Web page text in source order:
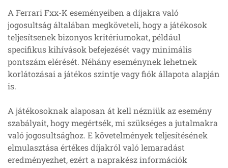
A Ferrari Fxx-K eseményeiben a díjakra való
jogosultság általában megköveteli, hogy a játékosok
teljesítsenek bizonyos kritériumokat, például
specifikus kihívások befejezését vagy minimális
pontszám elérését. Néhány eseménynek lehetnek
korlátozásai a játékos szintje vagy fiók állapota alapján
is.
A játékosoknak alaposan át kell nézniük az esemény
szabályait, hogy megértsék, mi szükséges a jutalmakra
való jogosultsághoz. E követelmények teljesítésének
elmulasztása értékes díjakról való lemaradást
eredményezhet, ezért a naprakész információk